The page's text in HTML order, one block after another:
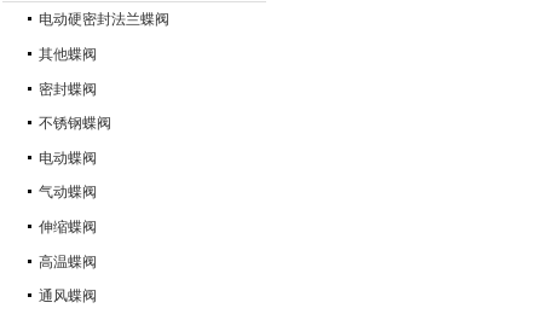
电动硬密封法兰蝶阀
其他蝶阀
密封蝶阀
不锈钢蝶阀
电动蝶阀
气动蝶阀
伸缩蝶阀
高温蝶阀
通风蝶阀